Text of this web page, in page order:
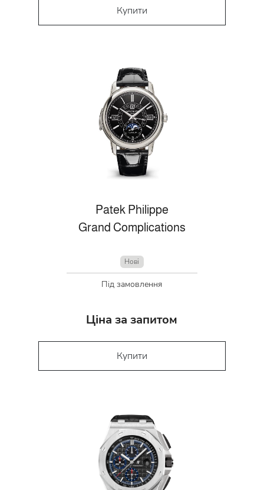
Купити
Patek Philippe
Grand Complications
Нові
Під замовлення
Ціна за запитом
Купити